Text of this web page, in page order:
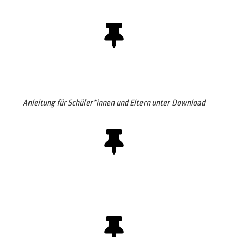
Anleitung für Schüler*innen und Eltern unter Download